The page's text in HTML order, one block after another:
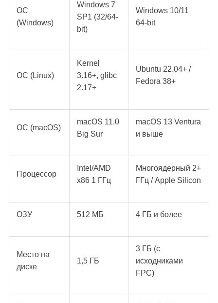
ОС
(Windows)
Windows 7
SP1 (32/64-
bit)
Windows 10/11
64-bit
ОС (Linux)
Kernel
3.16+, glibc
2.17+
Ubuntu 22.04+ /
Fedora 38+
ОС (macOS)
macOS 11.0
Big Sur
macOS 13 Ventura
и выше
Процессор
Intel/AMD
x86 1 ГГц
Многоядерный 2+
ГГц / Apple Silicon
ОЗУ 512 МБ 4 ГБ и более
Место на
диске
1,5 ГБ
3 ГБ (с
исходниками
FPC)